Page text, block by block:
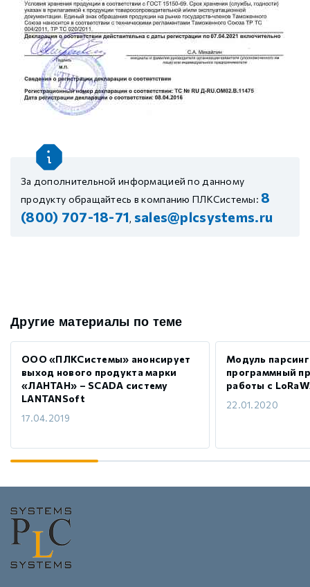
За дополнительной информацией по данному
продукту обращайтесь в компанию ПЛКСистемы: 8
(800) 707-18-71, sales@plcsystems.ru
Другие материалы по теме
ООО «ПЛКСистемы» анонсирует
выход нового продукта марки
«ЛАНТАН» – SCADA систему
LANTANSoft
17.04.2019
Модуль
программный
работы с
22.01.2020